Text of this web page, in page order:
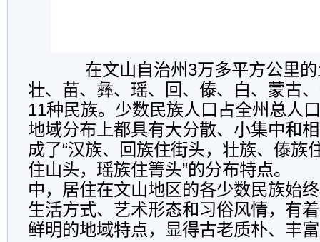
在文山自治州3万多平方公里的
壮、苗、彝、瑶、回、傣、白、蒙古
11种民族。少数民族人口占全州总人
地域分布上都具有大分散、小集中和
成了“汉族、回族住街头，壮族、傣族
住山头，瑶族住箐头”的分布特点。
中，居住在文山地区的各少数民族始
生活方式、艺术形态和习俗风情，有
鲜明的地域特点，显得古老质朴、丰